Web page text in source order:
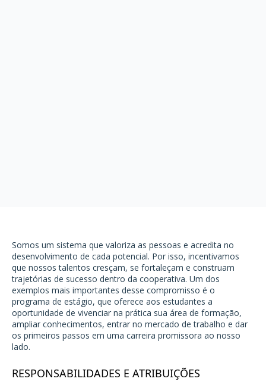
Somos um sistema que valoriza as pessoas e acredita no
desenvolvimento de cada potencial. Por isso, incentivamos
que nossos talentos cresçam, se fortaleçam e construam
trajetórias de sucesso dentro da cooperativa. Um dos
exemplos mais importantes desse compromisso é o
programa de estágio, que oferece aos estudantes a
oportunidade de vivenciar na prática sua área de formação,
ampliar conhecimentos, entrar no mercado de trabalho e dar
os primeiros passos em uma carreira promissora ao nosso
lado.
RESPONSABILIDADES E ATRIBUIÇÕES